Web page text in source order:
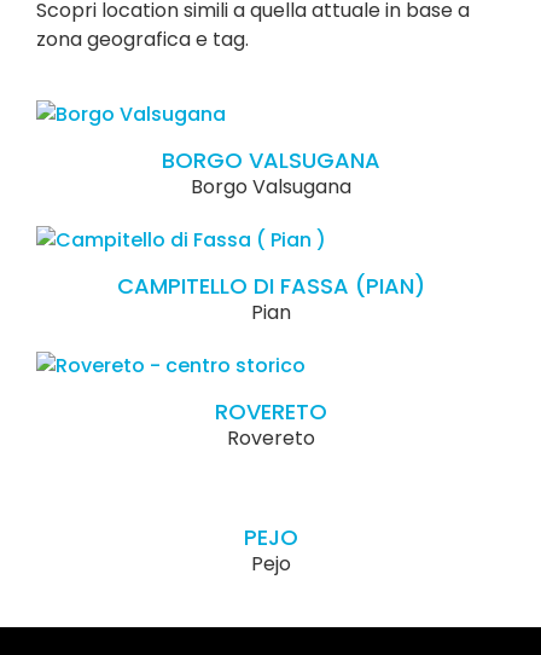
Scopri location simili a quella attuale in base a
zona geografica e tag.
BORGO VALSUGANA
Borgo Valsugana
CAMPITELLO DI FASSA (PIAN)
Pian
ROVERETO
Rovereto
PEJO
Pejo